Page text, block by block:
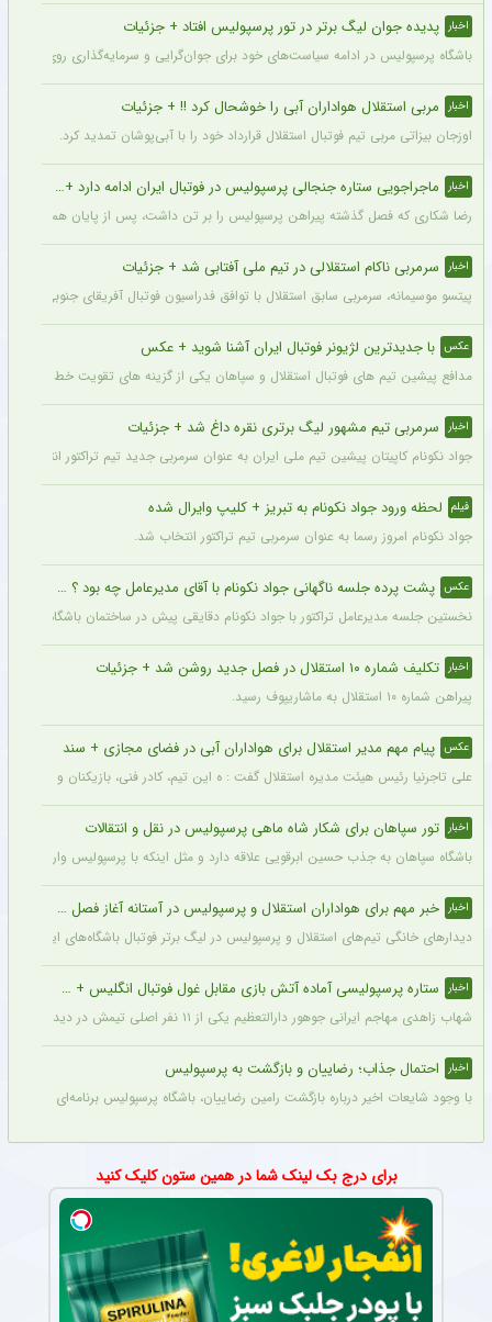
اخبار پدیده جوان لیگ برتر در تور پرسپولیس افتاد + جزئیات
باشگاه پرسپولیس در ادامه سیاست‌های خود برای جوان‌گرایی و سرمایه‌گذاری روی استعدادهای آینده فوتبال
اخبار مربی استقلال هواداران آبی را خوشحال کرد !! + جزئیات
اوزجان بیزاتی مربی تیم فوتبال استقلال قرارداد خود را با آبی‌پوشان تمدید کرد.
اخبار ماجراجویی ستاره جنجالی پرسپولیس در فوتبال ایران ادامه دارد + جزئیات
رضا شکاری که فصل گذشته پیراهن پرسپولیس را بر تن داشت، پس از پایان همکاری با
اخبار سرمربی ناکام استقلالی در تیم ملی آفتابی شد + جزئیات
پیتسو موسیمانه، سرمربی سابق استقلال با توافق فدراسیون فوتبال آفریقای جنوبی
عکس با جدیدترین لژیونر فوتبال ایران آشنا شوید + عکس
مدافع پیشین تیم های فوتبال استقلال و سپاهان یکی از گزینه های تقویت خط دفاعی
اخبار سرمربی تیم مشهور لیگ برتری نقره داغ شد + جزئیات
جواد نکونام کاپیتان پیشین تیم ملی ایران به عنوان سرمربی جدید تیم تراکتور انتخاب شد.
فیلم لحظه ورود جواد نکونام به تبریز + کلیپ وایرال شده
جواد نکونام امروز رسما به عنوان سرمربی تیم تراکتور انتخاب شد.
عکس پشت پرده جلسه ناگهانی جواد نکونام با آقای مدیرعامل چه بود ؟ + عکس
نخستین جلسه مدیرعامل تراکتور با جواد نکونام دقایقی پیش در ساختمان باشگاه برگزار
اخبار تکلیف شماره ۱۰ استقلال در فصل جدید روشن شد + جزئیات
پیراهن شماره ۱۰ استقلال به ماشاریپوف رسید.
عکس پیام مهم مدیر استقلال برای هواداران آبی در فضای مجازی + سند
علی تاجرنیا رئیس هیئت مدیره استقلال گفت : ه این تیم، کادر فنی، بازیکنان و مسیری
اخبار تور سپاهان برای شکار شاه ماهی پرسپولیس در نقل و انتقالات
باشگاه سپاهان به جذب حسین ابرقویی علاقه دارد و مثل اینکه با پرسپولیس وارد
اخبار خبر مهم برای هواداران استقلال و پرسپولیس در آستانه آغاز فصل جدید
دیدارهای خانگی تیم‌های استقلال و پرسپولیس در لیگ برتر فوتبال باشگاه‌های ایران در
اخبار ستاره پرسپولیسی آماده آتش بازی مقابل غول فوتبال انگلیس + جزئیات
شهاب زاهدی مهاجم ایرانی جوهور دارالتعظیم یکی از ۱۱ نفر اصلی تیمش در دیدار تدارکاتی برابر چلسی است.
اخبار احتمال جذاب؛ رضاییان و بازگشت به پرسپولیس
با وجود شایعات اخیر درباره بازگشت رامین رضاییان، باشگاه پرسپولیس برنامه‌ای برای
برای درج بک لینک شما در همین ستون کلیک کنید